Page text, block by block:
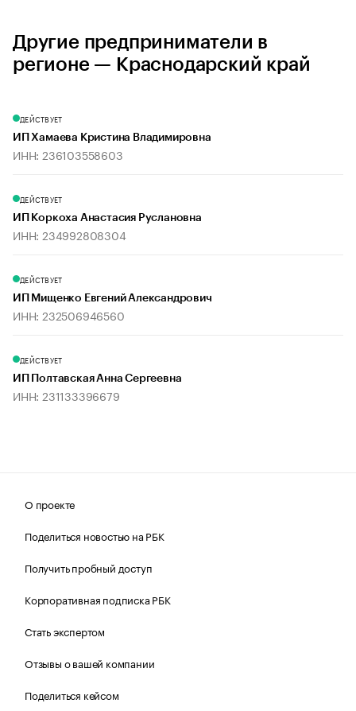
Другие предприниматели в
регионе — Краснодарский край
ДЕЙСТВУЕТ
ИП Хамаева Кристина Владимировна
ИНН: 236103558603
ДЕЙСТВУЕТ
ИП Коркоха Анастасия Руслановна
ИНН: 234992808304
ДЕЙСТВУЕТ
ИП Мищенко Евгений Александрович
ИНН: 232506946560
ДЕЙСТВУЕТ
ИП Полтавская Анна Сергеевна
ИНН: 231133396679
О проекте
Поделиться новостью на РБК
Получить пробный доступ
Корпоративная подписка РБК
Стать экспертом
Отзывы о вашей компании
Поделиться кейсом